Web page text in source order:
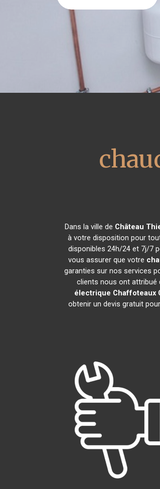
Dans la ville de Château
à votre disposition pour
disponibles 24h/24 et 7j/7
vous assurer que votre
garanties sur nos services
clients nous ont attribué
électrique Chaffoteaux
obtenir un devis gratuit